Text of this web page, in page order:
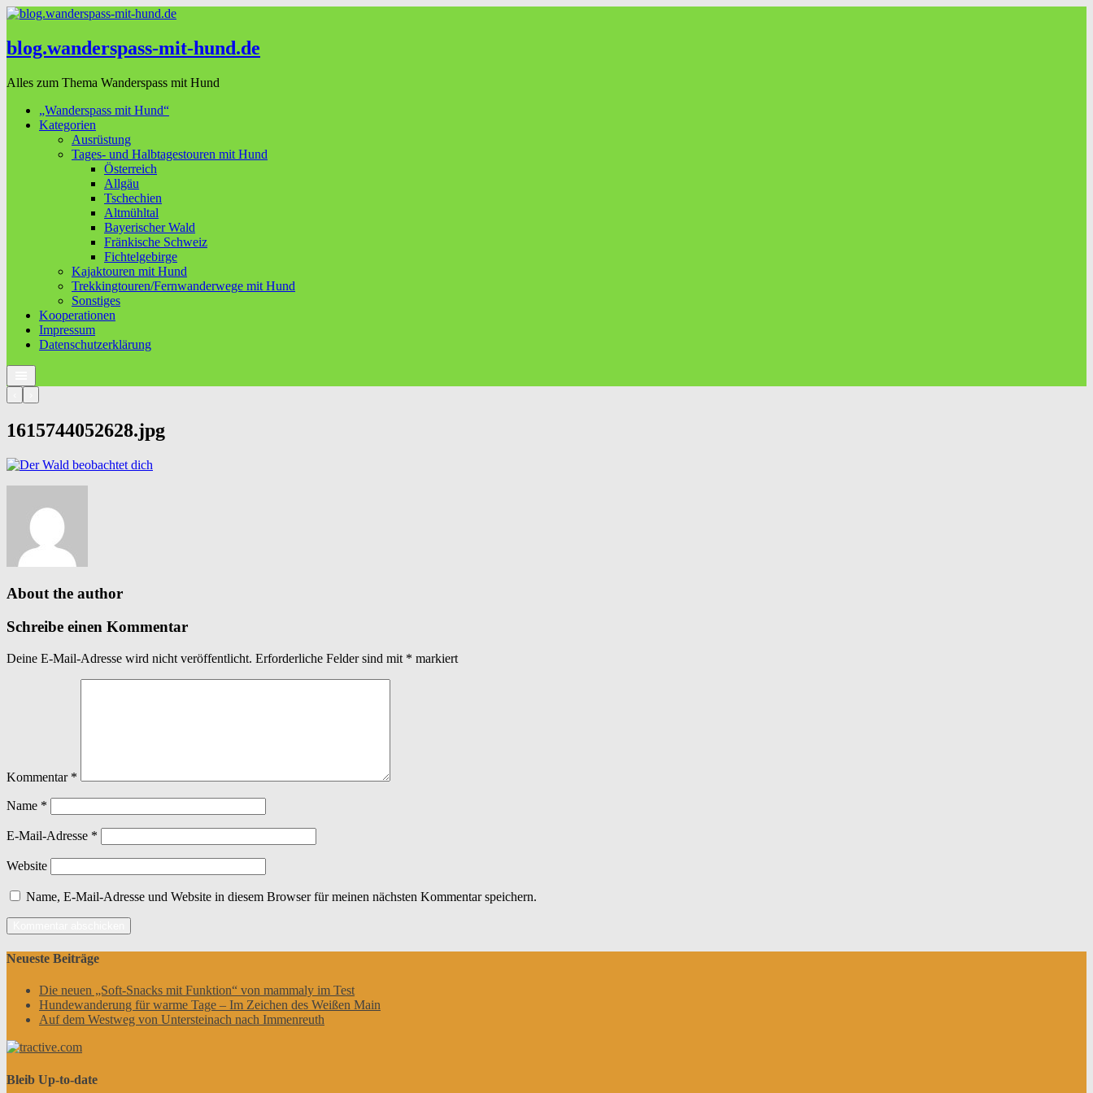
blog.wanderspass-mit-hund.de
Alles zum Thema Wanderspass mit Hund
„Wanderspass mit Hund“
Kategorien
Ausrüstung
Tages- und Halbtagestouren mit Hund
Österreich
Allgäu
Tschechien
Altmühltal
Bayerischer Wald
Fränkische Schweiz
Fichtelgebirge
Kajaktouren mit Hund
Trekkingtouren/Fernwanderwege mit Hund
Sonstiges
Kooperationen
Impressum
Datenschutzerklärung
1615744052628.jpg
About the author
Schreibe einen Kommentar
Deine E-Mail-Adresse wird nicht veröffentlicht. Erforderliche Felder sind mit * markiert
Kommentar *
Name *
E-Mail-Adresse *
Website
Name, E-Mail-Adresse und Website in diesem Browser für meinen nächsten Kommentar speichern.
Neueste Beiträge
Die neuen „Soft-Snacks mit Funktion“ von mammaly im Test
Hundewanderung für warme Tage – Im Zeichen des Weißen Main
Auf dem Westweg von Untersteinach nach Immenreuth
Bleib Up-to-date